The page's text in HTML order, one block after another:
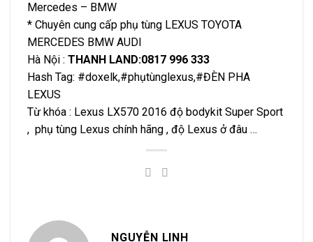
Mercedes – BMW
* Chuyên cung cấp phụ tùng LEXUS TOYOTA
MERCEDES BMW AUDI
Hà Nội : THANH LAND:0817 996 333
Hash Tag: #doxelk,#phụtùnglexus,#ĐÈN PHA
LEXUS
Từ khóa : Lexus LX570 2016 độ bodykit Super Sport
, phụ tùng Lexus chính hãng , độ Lexus ở đâu …
NGUYỄN LINH